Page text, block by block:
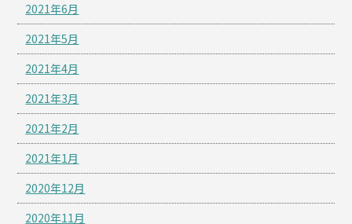
2021年6月
2021年5月
2021年4月
2021年3月
2021年2月
2021年1月
2020年12月
2020年11月